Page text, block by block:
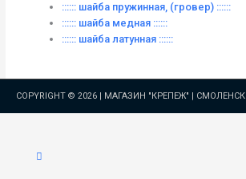
:::::: шайба пружинная, (гровер) ::::::
:::::: шайба медная ::::::
:::::: шайба латунная ::::::
COPYRIGHT © 2026 | МАГАЗИН "КРЕПЕЖ" | СМОЛЕНСК